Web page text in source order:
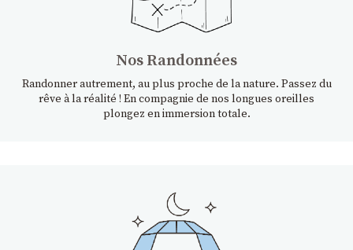
Nos Randonnées
Randonner autrement, au plus proche de la nature. Passez du
rêve à la réalité ! En compagnie de nos longues oreilles
plongez en immersion totale.